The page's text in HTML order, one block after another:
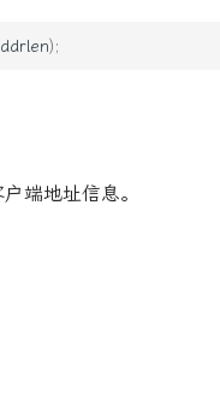
);
端地址信息。